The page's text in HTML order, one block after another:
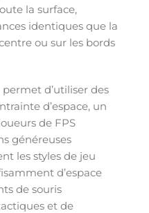
la surface,
identiques que la
ou sur les bords
d’utiliser des
d’espace, un
de FPS
généreuses
les styles de jeu
d’espace
de souris
et de